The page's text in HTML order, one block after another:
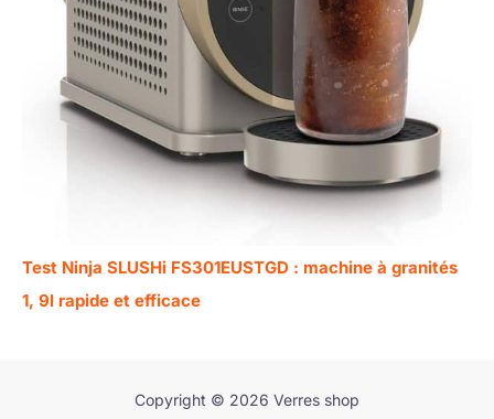
Test Ninja SLUSHi FS301EUSTGD : machine à granités
1, 9l rapide et efficace
Copyright © 2026 Verres shop